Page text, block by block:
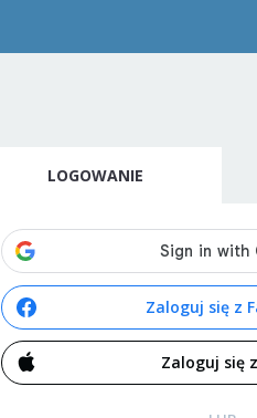
LOGOWANIE
Zaloguj się z
Zaloguj się